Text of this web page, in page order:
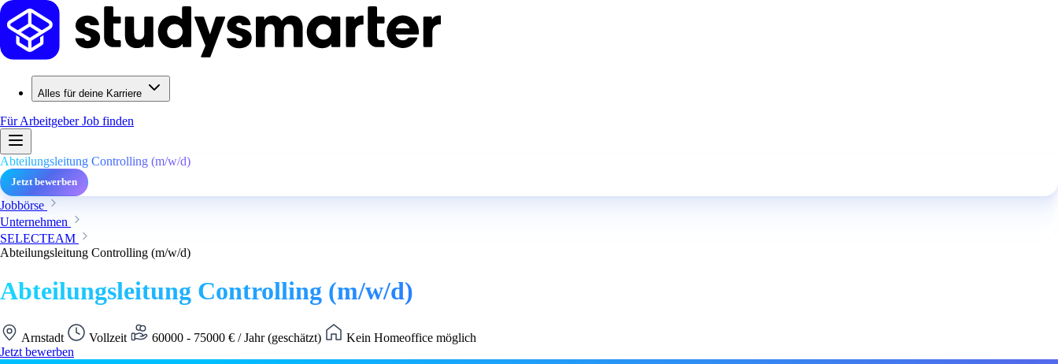
Alles für deine Karriere
Für ArbeitgeberJob finden
Abteilungsleitung Controlling (m/w/d)
Jetzt bewerben
Jobbörse
Unternehmen
SELECTEAM
Abteilungsleitung Controlling (m/w/d)
Abteilungsleitung Controlling (m/w/d)
Arnstadt Vollzeit 60000 - 75000 € / Jahr (geschätzt)
Kein Homeoffice möglich
Jetzt bewerben